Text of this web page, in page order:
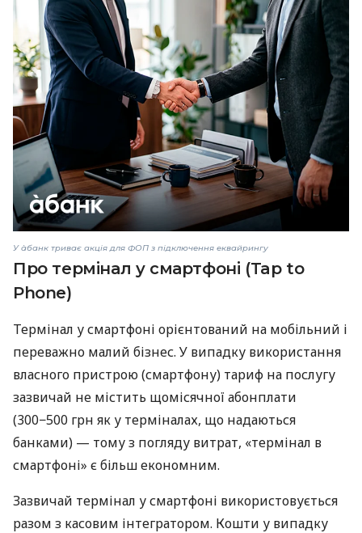
У àбанк триває акція для ФОП з підключення еквайрингу
Про термінал у смартфоні (Tap to
Phone)
Термінал у смартфоні орієнтований на мобільний і
переважно малий бізнес. У випадку використання
власного пристрою (смартфону) тариф на послугу
зазвичай не містить щомісячної абонплати
(300−500 грн як у терміналах, що надаються
банками) — тому з погляду витрат, «термінал в
смартфоні» є більш економним.
Зазвичай термінал у смартфоні використовується
разом з касовим інтегратором. Кошти у випадку